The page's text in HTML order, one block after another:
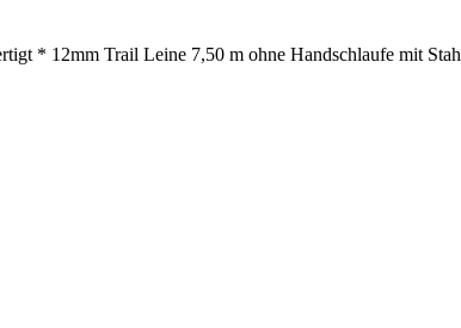
* 12mm Trail Leine 7,50 m ohne Handschlaufe mit